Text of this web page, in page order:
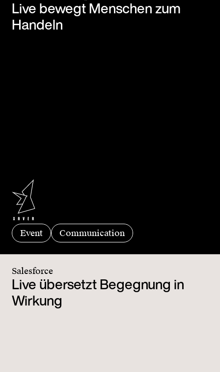
Live bewegt Menschen zum
Handeln
Event Communication
Salesforce
Live übersetzt Begegnung in
Wirkung